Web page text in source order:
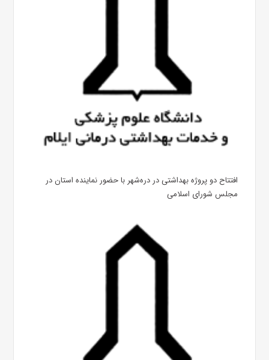
افتتاح دو پروژه بهداشتی در دره‌شهر با حضور نماینده استان در
مجلس شورای اسلامی